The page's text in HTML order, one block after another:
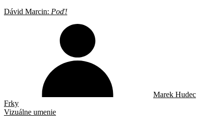
Dávid Marcin: Poď!
Marek Hudec
Frky
Vizuálne umenie